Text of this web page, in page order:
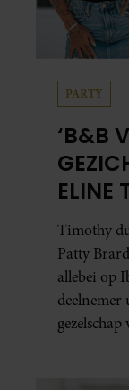
PARTY
‘B&B
ELINE
IBIZA
Timothy
Patty
allebei op
deelnemer